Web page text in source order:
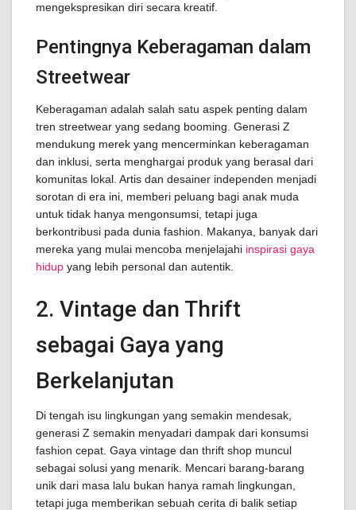
mengekspresikan diri secara kreatif.
Pentingnya Keberagaman dalam
Streetwear
Keberagaman adalah salah satu aspek penting dalam
tren streetwear yang sedang booming. Generasi Z
mendukung merek yang mencerminkan keberagaman
dan inklusi, serta menghargai produk yang berasal dari
komunitas lokal. Artis dan desainer independen menjadi
sorotan di era ini, memberi peluang bagi anak muda
untuk tidak hanya mengonsumsi, tetapi juga
berkontribusi pada dunia fashion. Makanya, banyak dari
mereka yang mulai mencoba menjelajahi inspirasi gaya
hidup yang lebih personal dan autentik.
2. Vintage dan Thrift
sebagai Gaya yang
Berkelanjutan
Di tengah isu lingkungan yang semakin mendesak,
generasi Z semakin menyadari dampak dari konsumsi
fashion cepat. Gaya vintage dan thrift shop muncul
sebagai solusi yang menarik. Mencari barang-barang
unik dari masa lalu bukan hanya ramah lingkungan,
tetapi juga memberikan sebuah cerita di balik setiap